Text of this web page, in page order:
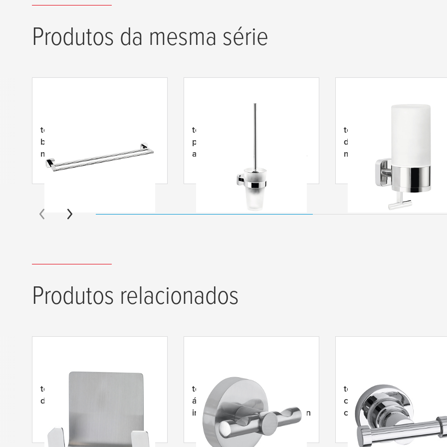
Produtos da mesma série
tesa
barra dupla, autoadesivo,
metal cromado, design
exclusivo
tesa
papel higiénico sem tampa,
autoadesivo, metal cromado,
tesa
de sabonete, autoadesivo,
metal cromado, design
extraordinário
Produtos relacionados
tesa
duplo à prova de água
tesa
® Gancho à prova de
água, aspeto de aço
inoxidável, autoadesivo Moon
tesa
® Ganchos de parede
com ventosa, gancho
cromados, autoadesivos
Luup